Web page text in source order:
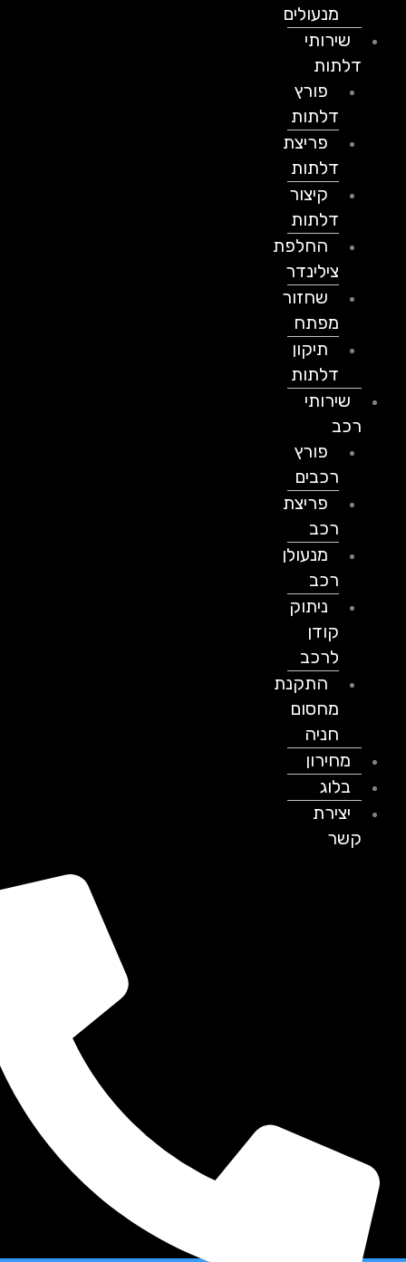
מנעולים
שירותי
דלתות
פורץ
דלתות
פריצת
דלתות
קיצור
דלתות
החלפת
צילינדר
שחזור
מפתח
תיקון
דלתות
שירותי
פורץ
רכבים
פריצת
מנעולן
ניתוק
לרכב
התקנת
מחסום
חניה
מחירון
בלוג
יצירת
קשר